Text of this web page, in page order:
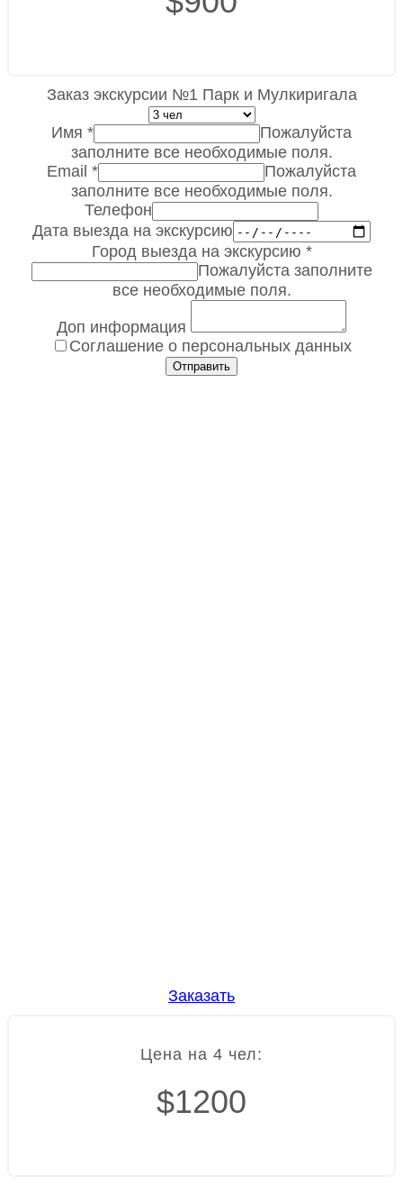
Заказ экскурсии №1 Парк и Мулкиригала
Имя *
Пожалуйста
заполните все необходимые поля.
Email *
Пожалуйста
заполните все необходимые поля.
Телефон
Дата выезда на экскурсию
Город выезда на экскурсию *
Пожалуйста заполните
все необходимые поля.
Доп информация
Соглашение о персональных данных
Отправить
Заказать
Цена на 4 чел:
$1200